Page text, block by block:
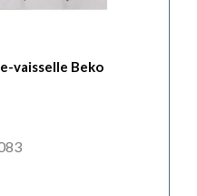
vaisselle Beko